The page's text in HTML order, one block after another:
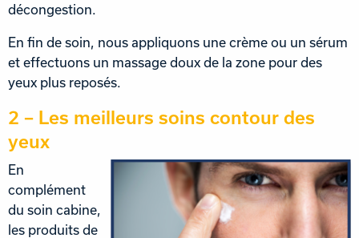
décongestion.
En fin de soin, nous appliquons une crème ou un sérum
et effectuons un massage doux de la zone pour des
yeux plus reposés.
2 – Les meilleurs soins contour des
yeux
En
complément
du soin cabine,
les produits de